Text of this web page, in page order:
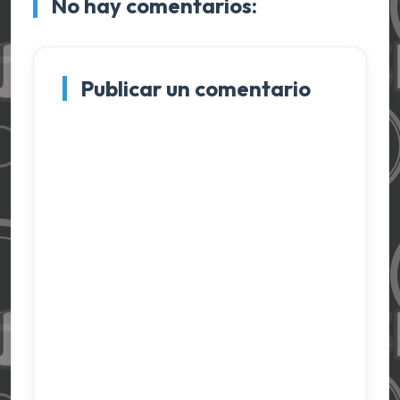
Publicar un comentario